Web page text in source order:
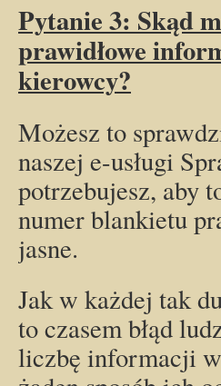
Pytanie 3: Skąd
prawidłowe
kierowcy?
Możesz to
naszej e-usługi
potrzebujesz, aby
numer blankietu
jasne.
Jak w każdej tak
to czasem błąd
liczbę informacji